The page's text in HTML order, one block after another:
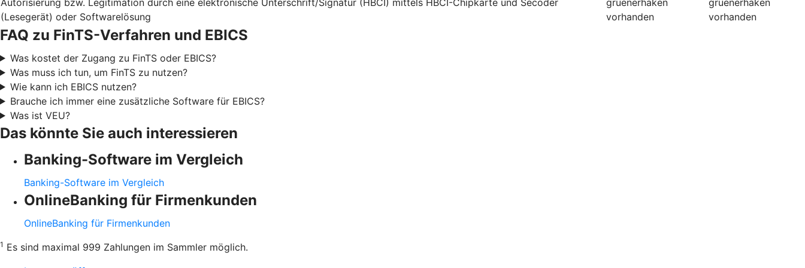
(Lesegerät) oder Softwarelösung
vorhanden
vorhanden
FAQ zu FinTS-Verfahren und EBICS
Was kostet der Zugang zu FinTS oder EBICS?
Was muss ich tun, um FinTS zu nutzen?
Wie kann ich EBICS nutzen?
Brauche ich immer eine zusätzliche Software für EBICS?
Was ist VEU?
Das könnte Sie auch interessieren
Banking-Software im Vergleich
Banking-Software im Vergleich
OnlineBanking für Firmenkunden
OnlineBanking für Firmenkunden
1 Es sind maximal 999 Zahlungen im Sammler möglich.